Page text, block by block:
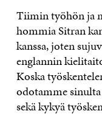
Tiimin työhön ja
hommia Sitran
kanssa, joten
englannin
Koska
odotamme
sekä kykyä